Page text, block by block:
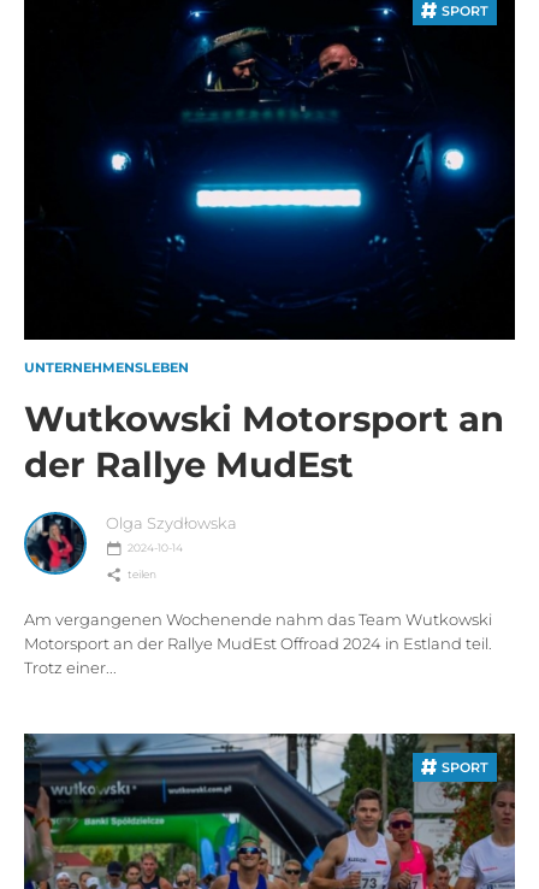
SPORT
UNTERNEHMENSLEBEN
Wutkowski Motorsport an
der Rallye MudEst
Olga Szydłowska
2024-10-14
teilen
Am vergangenen Wochenende nahm das Team Wutkowski
Motorsport an der Rallye MudEst Offroad 2024 in Estland teil.
Trotz einer...
SPORT